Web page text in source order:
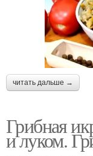
читать дальше →
Грибная
и луком.